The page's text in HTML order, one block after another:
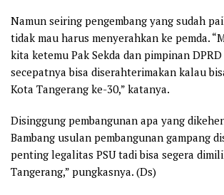
Namun seiring pengembang yang sudah
tidak mau harus menyerahkan ke pemda.
kita ketemu Pak Sekda dan pimpinan
secepatnya bisa diserahterimakan kalau
Kota Tangerang ke-30,” katanya.
Disinggung pembangunan apa yang
Bambang usulan pembangunan gampang
penting legalitas PSU tadi bisa segera
Tangerang,” pungkasnya. (Ds)